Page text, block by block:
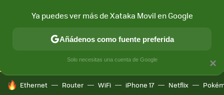
CONECTIVIDAD MÓVIL Y SOCIEDAD APLICACIONES
HOY SE HABLA DE
Ethernet Router WiFi iPhone 17 Netflix
×
Ya puedes ver más de Xataka Movil en Google
Añádenos como fuente preferida
Solo necesitas una cuenta de Google